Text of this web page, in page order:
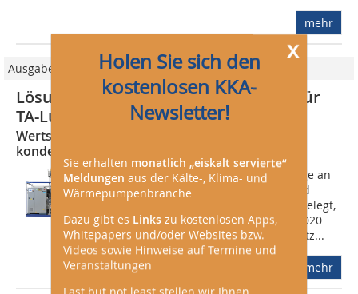
x
Holen Sie sich den
kostenlosen KKA-
Newsletter!
Sie erhalten monatlich „eiskalt servierte“
Meldungen aus der Kälte-, Klima- und
Wärmepumpenbranche
Dazu gibt es Links zu kostenlosen Apps,
Whitepapers und/oder Websites bzw.
Videos sowie Hinweise auf Termine und
Veranstaltungen
mehr
Ausgabe Großkälte/2022
Lösungsmittelverflüssigungsanlage für
TA-Luft-konforme Abluft
Wertschöpfung durch Wiederverwenden
kondensierter Lösemittel
In Deutschland ist die zulässige Menge an
Schadstoffemissionen in Abgasen und
deren Grenzwerte in der TA-Luft festgelegt,
die 2002 in Kraft trat. Im Dezember 2020
wurde erstmals das Gesetz zum Schutz...
mehr